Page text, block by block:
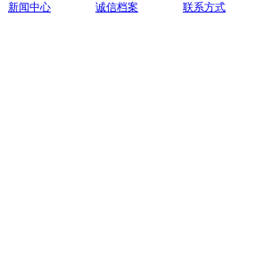
新闻中心 诚信档案 联系方式